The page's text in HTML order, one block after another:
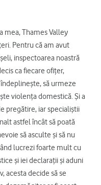
mea, Thames Valley
Pentru că am avut
inspectoarea noastră
ca fiecare ofițer,
să urmeze
violența domestică. Și a
pregătire, iar specialiștii
astfel încât să poată
să asculte și să nu
lucrezi foarte mult cu
și iei declarații și aduni
acesta decide să se